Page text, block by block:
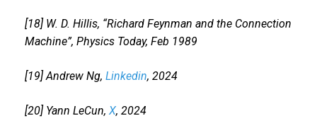
[18] W. D. Hillis, “Richard Feynman and the Connection
Machine”, Physics Today, Feb 1989
[19] Andrew Ng, Linkedin, 2024
[20] Yann LeCun, X, 2024